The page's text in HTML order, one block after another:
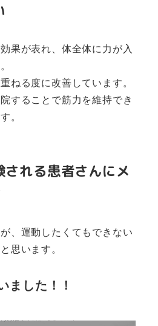
果が表れ、体全体に力が入
ねる度に改善しています。
することで筋力を維持でき
。
れる患者さんにメ
、運動したくてもできない
思います。
ました！！